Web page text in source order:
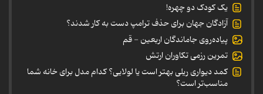
یک کودک دو چهره!
آزادگان جهان برای حذف ترامپ دست به کار شدند؟
پیاده‌روی جاماندگان اربعین - قم
تمرین رزمی تکاوران ارتش
کمد دیواری ریلی بهتر است یا لولایی؟ کدام مدل برای خانه شما
مناسب‌تر است؟